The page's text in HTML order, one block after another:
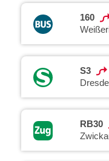
160
S3
RB30